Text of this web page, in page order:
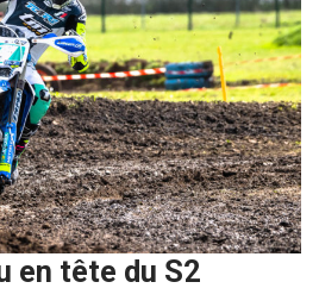
en tête du S2